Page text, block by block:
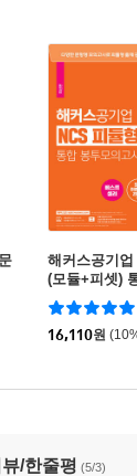
해커스공기
(모듈+피셋)
고사 7회 (온
16,110원
+ 문제풀이 300
/한줄평 (5/3)